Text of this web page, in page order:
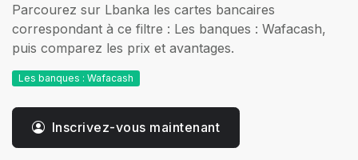
Parcourez sur Lbanka les cartes bancaires
correspondant à ce filtre : Les banques : Wafacash,
puis comparez les prix et avantages.
Les banques : Wafacash
Inscrivez-vous maintenant